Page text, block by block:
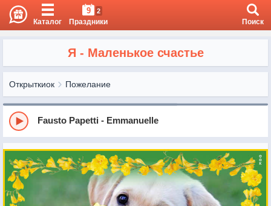
Каталог
9 2
Праздники Поиск
Я - Маленькое счастье
Открыткиок Пожелание
Fausto Papetti - Emmanuelle